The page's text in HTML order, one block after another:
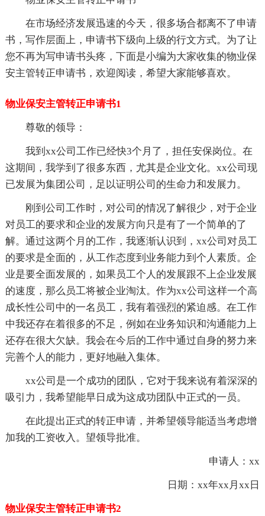
在市场经济发展迅速的今天，很多场合都离不了申请
书，写作层面上，申请书下级向上级的行文方式。为了让
您不再为写申请书头疼，下面是小编为大家收集的物业保
安主管转正申请书，欢迎阅读，希望大家能够喜欢。
物业保安主管转正申请书1
尊敬的领导：
我到xx公司工作已经快3个月了，担任安保岗位。在
这期间，我学到了很多东西，尤其是企业文化。xx公司现
已发展为集团公司，足以证明公司的生命力和发展力。
刚到公司工作时，对公司的情况了解很少，对于企业
对员工的要求和企业的发展方向只是有了一个简单的了
解。通过这两个月的工作，我逐渐认识到，xx公司对员工
的要求是全面的，从工作态度到业务能力到个人素质。企
业是要全面发展的，如果员工个人的发展跟不上企业发展
的速度，那么员工将被企业淘汰。作为xx公司这样一个高
成长性公司中的一名员工，我有着强烈的紧迫感。在工作
中我还存在着很多的不足，例如在业务知识和沟通能力上
还存在很大欠缺。我会在今后的工作中通过自身的努力来
完善个人的能力，更好地融入集体。
xx公司是一个成功的团队，它对于我来说有着深深的
吸引力，我希望能早日成为这成功团队中正式的一员。
在此提出正式的转正申请，并希望领导能适当考虑增
加我的工资收入。望领导批准。
申请人：xx
日期：xx年xx月xx日
物业保安主管转正申请书2